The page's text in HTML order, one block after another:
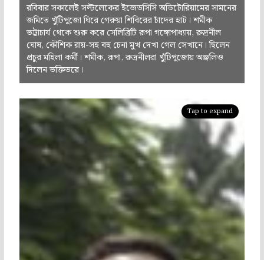
রবিবার সকালেই সল্টলেকের ইজেডসিসি অডিটোরিয়ামের সামনের
জমিতে খুঁটিপুজো ঘিরে গেরুয়া শিবিরের চাঁদের হাট। শমীক
ভট্টাচার্য থেকে শুরু করে সেলিব্রিটি রূপা গঙ্গোপাধ্যায়, রুদ্রনীল
ঘোষ, কৌশিক রায়-সহ বহু চেনা মুখ দেখা গেল সেখানে। ছিলেন
প্রচুর মহিলা কর্মী। শমীক, রূপা, রুদ্রনীলরা খুঁটিপুজোয় অঞ্জলিও
দিলেন ভক্তিভরে।
Tap to expand